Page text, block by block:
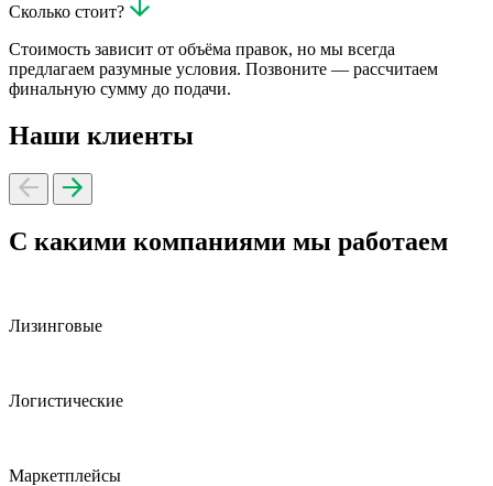
Сколько стоит?
Стоимость зависит от объёма правок, но мы всегда
предлагаем разумные условия. Позвоните — рассчитаем
финальную сумму до подачи.
Наши клиенты
С какими компаниями мы работаем
Лизинговые
Логистические
Маркетплейсы